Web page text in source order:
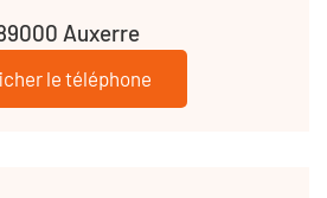
Auxerre
le téléphone